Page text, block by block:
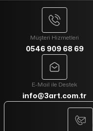
Müşteri Hizmetleri
0546 909 68 69
E-Mail ile Destek
info@3art.com.tr